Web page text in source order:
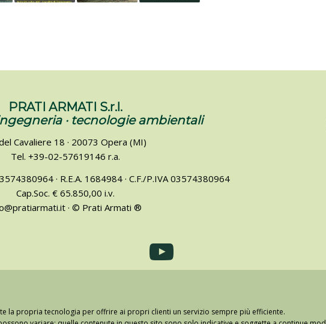
PRATI ARMATI S.r.l.
· tecnologie ambientali
Cavaliere 18 · 20073 Opera (MI)
Tel. +39-02-57619146 r.a.
· R.E.A. 1684984 · C.F./P.IVA 03574380964
Cap.Soc. € 65.850,00 i.v.
· © Prati Armati ®
la propria tecnologia per offrire ai propri clienti un servizio sempre più efficiente.